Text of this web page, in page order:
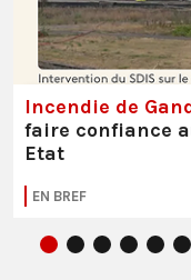
Incendie de
faire confiance
Etat
EN BREF